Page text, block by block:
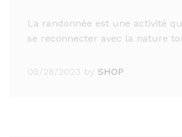
La randonnée est une activité
se reconnecter avec la nature
08/28/2023 by SHOP